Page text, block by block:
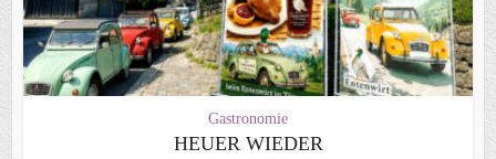
Gastronomie
HEUER WIEDER